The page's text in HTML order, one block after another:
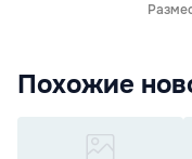
Похожие